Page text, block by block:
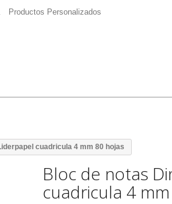
Productos Personalizados
cuadricula 4 mm 80 hojas
Bloc de notas
cuadricula 4